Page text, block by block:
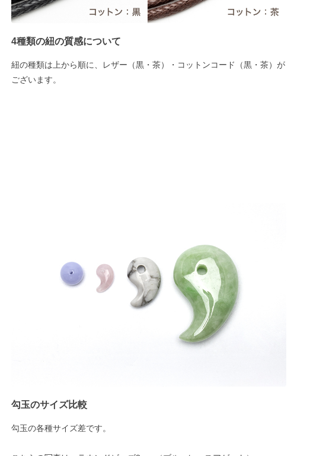
4種類の紐の質感について
紐の種類は上から順に、レザー（黒・茶）・コットンコード（黒・茶）が
ございます。
勾玉のサイズ比較
勾玉の各種サイズ差です。